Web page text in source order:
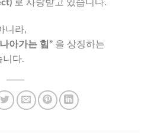
로 사랑받고 있습니다.
니라,
아가는 힘” 을 상징하는
니다.